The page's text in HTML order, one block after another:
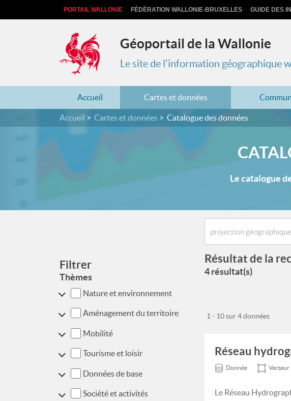
PORTAIL WALLONIE FÉDÉRATION WALLONIE-BRUXELLES GUIDE DES
Géoportail de la Wallonie
Le site de l'information géographique
Accueil Cartes et données
Accueil Cartes et données Catalogue des données
Le catalogue
Filtrer
Thèmes
Nature et environnement
Aménagement du territoire
Mobilité
Tourisme et loisir
Données de base
Société et activités
Résultat de la
4 résultat(s)
1 - 10 sur 4 données
Réseau
Donnée Vecteur
Le Réseau